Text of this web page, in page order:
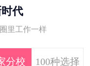
代
里工作一样
分校 100种选择